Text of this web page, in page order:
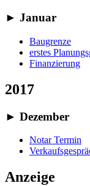
► Januar
Baugrenze
erstes
Finanzierung
2017
► Dezember
Notar Termin
Anzeige